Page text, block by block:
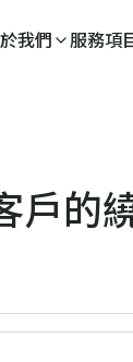
我們 服務項
戶的